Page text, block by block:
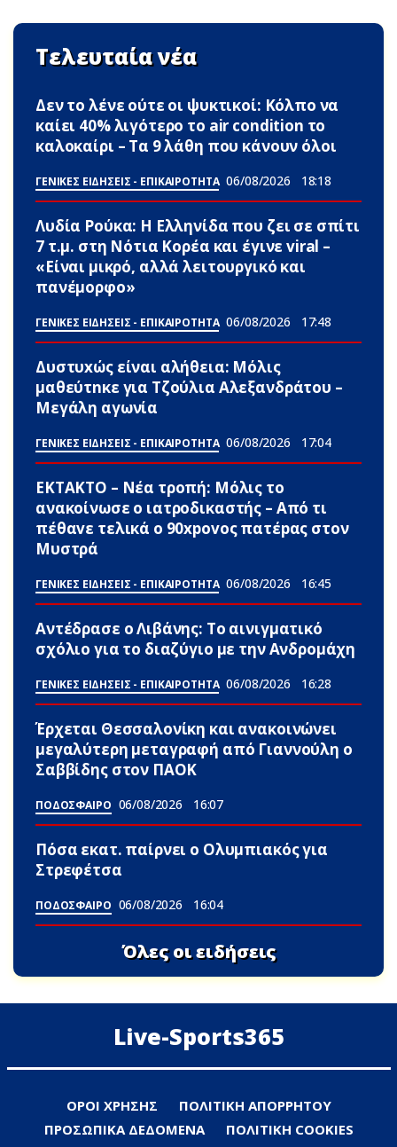
Τελευταία νέα
Δεν το λένε ούτε οι ψυκτικοί: Κόλπο να
καίει 40% λιγότερο το air condition το
καλοκαίρι – Τα 9 λάθη που κάνουν όλοι
ΓΕΝΙΚΕΣ ΕΙΔΗΣΕΙΣ - ΕΠΙΚΑΙΡΟΤΗΤΑ 06/08/2026 18:18
Λυδία Ρούκα: Η Ελληνίδα που ζει σε σπίτι
7 τ.μ. στη Νότια Κορέα και έγινε viral –
«Είναι μικρό, αλλά λειτουργικό και
πανέμορφο»
ΓΕΝΙΚΕΣ ΕΙΔΗΣΕΙΣ - ΕΠΙΚΑΙΡΟΤΗΤΑ 06/08/2026 17:48
Δυστυxώς είναι αλήθεια: Μόλις
μαθεύτnκε για Τζούλια Αλεξανδράτου –
Μεγάλη αγωνία
ΓΕΝΙΚΕΣ ΕΙΔΗΣΕΙΣ - ΕΠΙΚΑΙΡΟΤΗΤΑ 06/08/2026 17:04
ΕΚΤΑΚΤΟ – Νέα τροπή: Μόλις το
ανακοίνωσε ο ιατροδικαστής – Από τι
πέθαvε τελικά ο 90xpovoς πατέpας στον
Μυστρά
ΓΕΝΙΚΕΣ ΕΙΔΗΣΕΙΣ - ΕΠΙΚΑΙΡΟΤΗΤΑ 06/08/2026 16:45
Αντέδρασε ο Λιβάνης: To αινιγματικό
σχόλιο για το διαζύγιο με την Ανδρομάχη
ΓΕΝΙΚΕΣ ΕΙΔΗΣΕΙΣ - ΕΠΙΚΑΙΡΟΤΗΤΑ 06/08/2026 16:28
Έρχεται Θεσσαλονίκη και ανακοινώνει
μεγαλύτερη μεταγραφή από Γιαννούλη ο
Σαββίδης στον ΠΑΟΚ
ΠΟΔΟΣΦΑΙΡΟ 06/08/2026 16:07
Πόσα εκατ. παίρνει ο Ολυμπιακός για
Στρεφέτσα
ΠΟΔΟΣΦΑΙΡΟ 06/08/2026 16:04
Όλες οι ειδήσεις
Live-Sports365
ΟΡΟΙ ΧΡΗΣΗΣ
ΠΟΛΙΤΙΚΗ ΑΠΟΡΡΗΤΟΥ
ΠΡΟΣΩΠΙΚΑ ΔΕΔΟΜΕΝΑ
ΠΟΛΙΤΙΚΗ COOKIES